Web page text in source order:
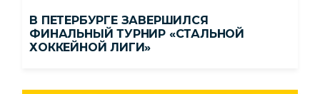
В ПЕТЕРБУРГЕ ЗАВЕРШИЛСЯ
ФИНАЛЬНЫЙ ТУРНИР «СТАЛЬНОЙ
ХОККЕЙНОЙ ЛИГИ»